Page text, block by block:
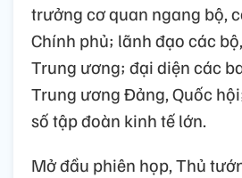
trưởng cơ quan ngang bộ,
Chính phủ; lãnh đạo các
Trung ương; đại diện các
Trung ương Đảng, Quốc
số tập đoàn kinh tế lớn.
Mở đầu phiên họp, Thủ